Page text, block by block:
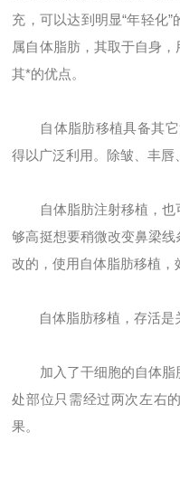
充，可以达到明显“年轻化
属自体脂肪，其取于自身
其*的优点。
自体脂肪移植具备其它
得以广泛利用。除皱、丰唇
自体脂肪注射移植，也
够高挺想要稍微改变鼻梁
改的，使用自体脂肪移植，
自体脂肪移植，存活是
加入了干细胞的自体脂
处部位只需经过两次左右
果。